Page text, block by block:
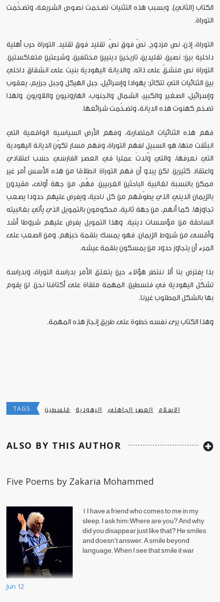
الكتاب (الثاني). وبسبب هذه التثنيات تضخمت نصوص الشريعة، وتضخّمت
التوراة.
التوراة، إذن، نص مزدوج. نصّ فوق نصّ. تقليد فوق تقليد. التوراة حرب أهلية
داخلية بين: نصين، تقليدين، تاريخين دينيين مختلفين، وشرعتين متعاكستين.
التوراة نص منشقّ على ذاته. والديانة اليهودية بنيت على انشقاق داخلي
بين الثنائيات التي تتكاثر: يهوادا وإسرائيل، جبل الهيكل وجبل جرزيم، يعقوب
وإسرائيل، الصغير والكبير، الشمال والجنوب، الهارونيون واللاويون. ولهذا
تضخم كهنوت هذه الديانة، وتضخّمت شرائعها.
فهم هذه الثنائيات المتضاربة، وفهم الأرض السياسية الواقعية التي
انبثقت منها، هو السبيل لفهم التوراة، وفهم مسار تكوّن الديانة اليهودية
التي نعرفها، والتي وُلدتْ عمليا في العصر الفارسي حسب اعتقادي
واعتقاد كثيرين. لكن يبدو أن فهم التوراة انطلاقا من هذه الأسس أمر غير
ممكن بالنسبة لغالبية الباحثين الغربيين. فهُم، من جهة أولى، مقيدون
بالإيمان الديني الذي يطوّقهم من كل ناحية، ويفرض عليهم حدودا يصعب
تجاوزها. كما أنهم، من جهة ثانية، محكومون بالتمويل الذي يأتي بغالبيته
الساحقة من مؤسسات دينية. وهذا التمويل يفرض عليهم شروطا أشد
وأقسى من شروط الإيمان. فهو يمسك بلقمة خبزهم. ومن الصعب على
المرء أن يتجاوز حدود من يمسكون بلقمة عيشه.
بذا يفترض بنا ألا ننتظر هؤلاء حين يتعلق الأمر بدراسة التوراة، وبدراسة
تشكّل اليهودية في فلسطين. المهمة ملقاة على أكتافنا نحن. لن يقوم
بها بالشكل المطلوب غيرنا.
وهذا الكتاب يرى نفسه خطوة على طريق إنجاز هذه المهمة.
TAGS فلسطين اليهودية العصر الجاهلي الاسلام
ALSO BY THIS AUTHOR
Five Poems by Zakaria Mohammed
1 I have a friend who comes to me in my
sleep. I ask him: Where are you? And why
did you disappear just like that? He smiles
and doesn’t answer. A smile beyond
language. When I see that smile it war
Jun 12